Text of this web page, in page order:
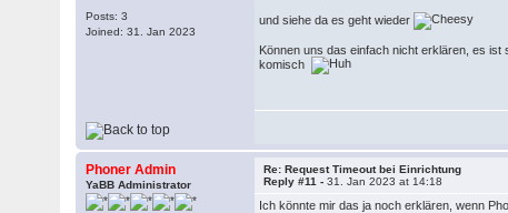
Posts: 3
Joined: 31. Jan 2023
und siehe da es geht wieder
Können uns das einfach nicht erklären, es
komisch
Phoner Admin
YaBB Administrator
Re: Request Timeout bei Einrichtung
Reply #11 -31. Jan 2023 at 14:18
Ich könnte mir das ja noch erklären, wenn